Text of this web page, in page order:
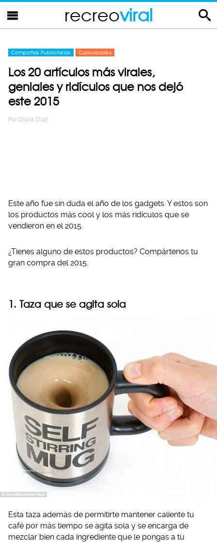
recreoviral
Campañas Publicitarias Curiosidades
Los 20 artículos más virales,
geniales y ridículos que nos dejó
este 2015
Por Diana Diaz
Este año fue sin duda el año de los gadgets. Y estos son
los productos más cool y los más ridículos que se
vendieron en el 2015.
¿Tienes alguno de estos productos? Compártenos tu
gran compra del 2015.
1. Taza que se agita sola
Esta taza además de permitirte mantener caliente tu
café por más tiempo se agita sola y se encarga de
mezclar bien cada ingrediente que le pongas a tu